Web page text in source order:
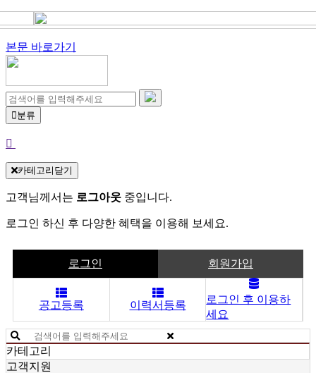
본문 바로가기
분류
카테고리닫기
고객님께서는 로그아웃 중입니다.
로그인 하신 후 다양한 혜택을 이용해 보세요.
로그인 회원가입
공고등록 이력서등록
로그인 후 이용하
세요
카테고리
고객지원